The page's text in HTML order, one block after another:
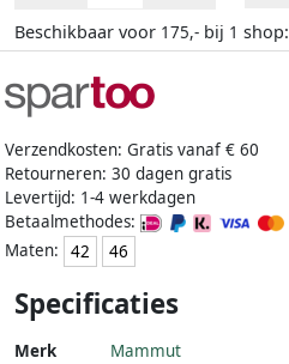
Beschikbaar voor 175,- bij 1 shop:
Verzendkosten: Gratis vanaf € 60
Retourneren: 30 dagen gratis
Levertijd: 1-4 werkdagen
Betaalmethodes:
Maten:
42 46
Specificaties
Merk Mammut